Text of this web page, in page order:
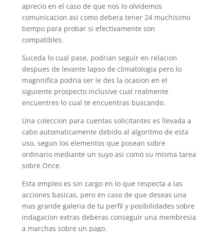
aprecio en el caso de que nos lo olvidemos
comunicacion asi­ como debera tener 24 muchisimo
tiempo para probar si efectivamente son
compatibles.
Suceda lo cual pase, podrian seguir en relacion
despues de levante lapso de climatologia pero lo
magnnifica podri­a ser le des la ocasion en el
siguiente prospecto inclusive cual realmente
encuentres lo cual te encuentras buscando.
Una coleccion para cuentas solicitantes es llevada a
cabo automaticamente debido al algoritmo de esta
uso, segun los elementos que posean sobre
ordinario mediante un suyo asi­ como su misma tarea
sobre Once.
Esta empleo es sin cargo en lo que respecta a las
acciones basicas, pero en caso de que deseas una
mas grande galeria de tu perfil y posibilidades sobre
indagacion extras deberas conseguir una membresia
a marchas sobre un pago.